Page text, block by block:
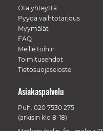
Ota yhteyttä
Pyydä vaihtotarjous
Myymälät
FAQ
Meille töihin
Toimitusehdot
Tietosuojaseloste
Asiakaspalvelu
Puh. 020 7530 275
(arkisin klo 8-18)